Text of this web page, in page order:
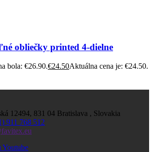
obliečky printed 4-dielne
bola: €26.90.€24.50Aktuálna cena je: €24.50.
12494, 831 04 Bratislava , Slovakia
911 768 512
Youtube